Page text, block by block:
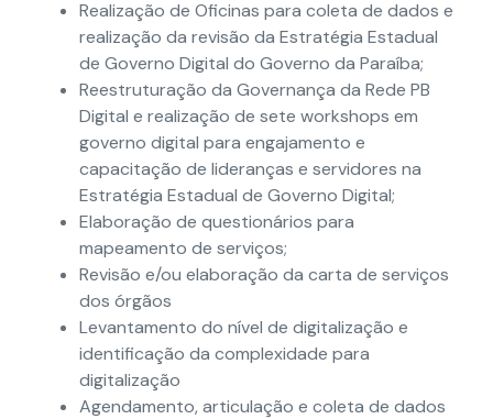
Realização de Oficinas para coleta de dados e
realização da revisão da Estratégia Estadual
de Governo Digital do Governo da Paraíba;
Reestruturação da Governança da Rede PB
Digital e realização de sete workshops em
governo digital para engajamento e
capacitação de lideranças e servidores na
Estratégia Estadual de Governo Digital;
Elaboração de questionários para
mapeamento de serviços;
Revisão e/ou elaboração da carta de serviços
dos órgãos
Levantamento do nível de digitalização e
identificação da complexidade para
digitalização
Agendamento, articulação e coleta de dados